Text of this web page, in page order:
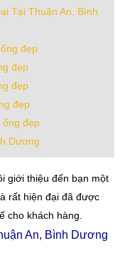
Tại Thuận An, Bình
đẹp
đẹp
đẹp
đẹp
ống đẹp
Dương
giới thiệu đến bạn một
rất hiện đại đã được
cho khách hàng.
An, Bình Dương